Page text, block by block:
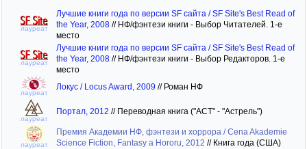
лауреат
Лучшие книги года по версии SF сайта / SF Site's Best Read of
the Year, 2008 // НФ/фэнтези книги - Выбор Читателей. 1-е
место
лауреат
Лучшие книги года по версии SF сайта / SF Site's Best Read of
the Year, 2008 // НФ/фэнтези книги - Выбор Редакторов. 1-е
место
лауреат
Локус / Locus Award, 2009 // Роман НФ
лауреат
Портал, 2012 // Переводная книга ("АСТ" - "Астрель")
лауреат
Премия Академии НФ, фэнтези и хоррора / Cena Akademie
Science Fiction, Fantasy a Hororu, 2012 // Книга года (США)